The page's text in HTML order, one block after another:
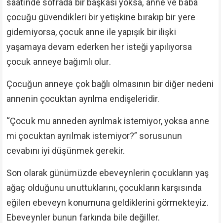
saatinde sofrada bir başkası yoksa, anne ve baba
çocuğu güvendikleri bir yetişkine bırakıp bir yere
gidemiyorsa, çocuk anne ile yapışık bir ilişki
yaşamaya devam ederken her isteği yapılıyorsa
çocuk anneye bağımlı olur.
Çocuğun anneye çok bağlı olmasının bir diğer nedeni
annenin çocuktan ayrılma endişeleridir.
“Çocuk mu anneden ayrılmak istemiyor, yoksa anne
mi çocuktan ayrılmak istemiyor?” sorusunun
cevabını iyi düşünmek gerekir.
Son olarak günümüzde ebeveynlerin çocukların yaş
ağaç olduğunu unuttuklarını, çocukların karşısında
eğilen ebeveyn konumuna geldiklerini görmekteyiz.
Ebeveynler bunun farkında bile değiller.